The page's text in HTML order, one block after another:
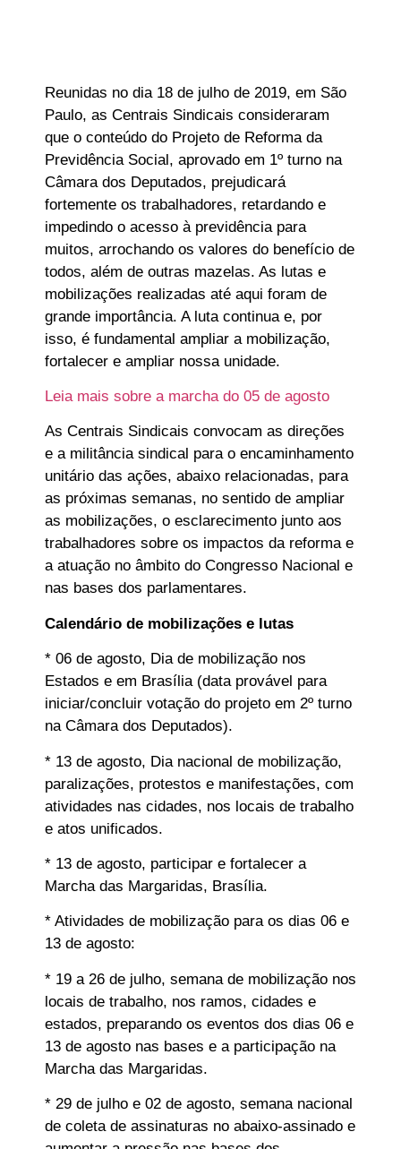
Reunidas no dia 18 de julho de 2019, em São
Paulo, as Centrais Sindicais consideraram
que o conteúdo do Projeto de Reforma da
Previdência Social, aprovado em 1º turno na
Câmara dos Deputados, prejudicará
fortemente os trabalhadores, retardando e
impedindo o acesso à previdência para
muitos, arrochando os valores do benefício de
todos, além de outras mazelas. As lutas e
mobilizações realizadas até aqui foram de
grande importância. A luta continua e, por
isso, é fundamental ampliar a mobilização,
fortalecer e ampliar nossa unidade.
Leia mais sobre a marcha do 05 de agosto
As Centrais Sindicais convocam as direções
e a militância sindical para o encaminhamento
unitário das ações, abaixo relacionadas, para
as próximas semanas, no sentido de ampliar
as mobilizações, o esclarecimento junto aos
trabalhadores sobre os impactos da reforma e
a atuação no âmbito do Congresso Nacional e
nas bases dos parlamentares.
Calendário de mobilizações e lutas
* 06 de agosto, Dia de mobilização nos
Estados e em Brasília (data provável para
iniciar/concluir votação do projeto em 2º turno
na Câmara dos Deputados).
* 13 de agosto, Dia nacional de mobilização,
paralizações, protestos e manifestações, com
atividades nas cidades, nos locais de trabalho
e atos unificados.
* 13 de agosto, participar e fortalecer a
Marcha das Margaridas, Brasília.
* Atividades de mobilização para os dias 06 e
13 de agosto:
* 19 a 26 de julho, semana de mobilização nos
locais de trabalho, nos ramos, cidades e
estados, preparando os eventos dos dias 06 e
13 de agosto nas bases e a participação na
Marcha das Margaridas.
* 29 de julho e 02 de agosto, semana nacional
de coleta de assinaturas no abaixo-assinado e